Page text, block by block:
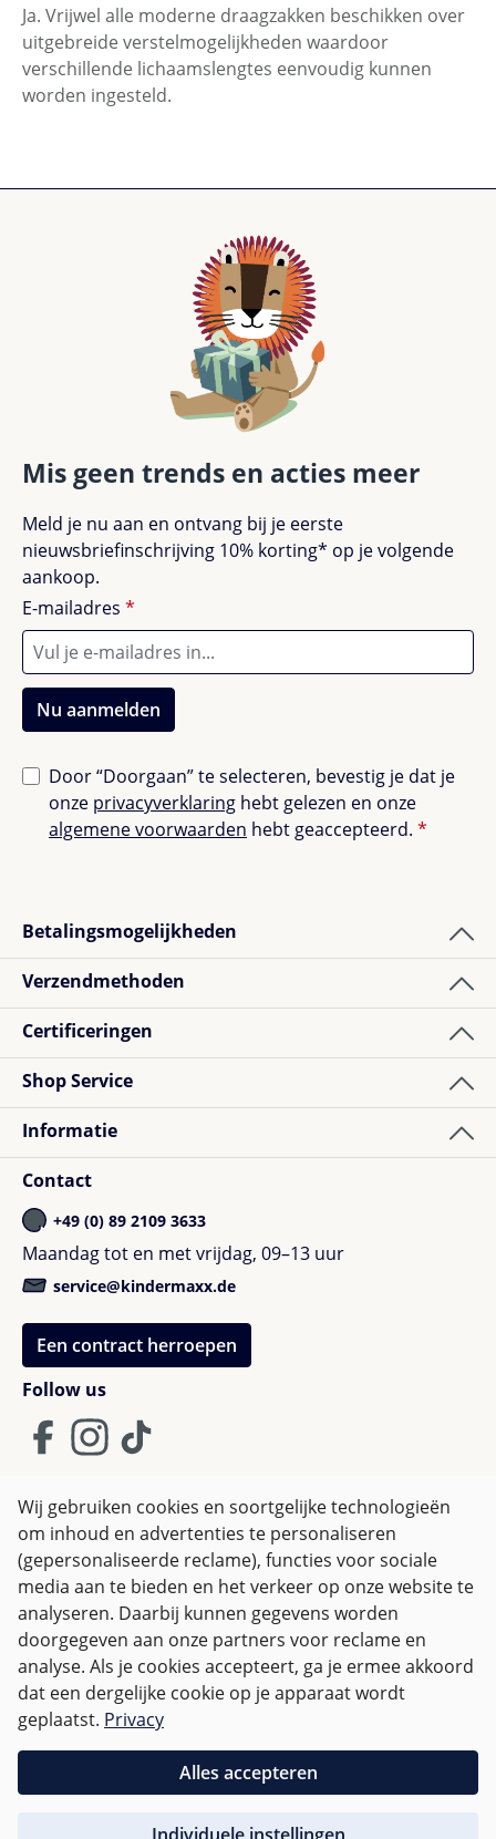
Ja. Vrijwel alle moderne draagzakken beschikken over
uitgebreide verstelmogelijkheden waardoor
verschillende lichaamslengtes eenvoudig kunnen
worden ingesteld.
Mis geen trends en acties meer
Meld je nu aan en ontvang bij je eerste
nieuwsbriefinschrijving 10% korting* op je volgende
aankoop.
E-mailadres *
Nu aanmelden
Door “Doorgaan” te selecteren, bevestig je dat je
onze privacyverklaring hebt gelezen en onze
algemene voorwaarden hebt geaccepteerd. *
Betalingsmogelijkheden
Verzendmethoden
Certificeringen
Follow us
Shop Service
Informatie
Contact
+49 (0) 89 2109 3633
Maandag tot en met vrijdag, 09–13 uur
service@kindermaxx.de
Een contract herroepen
Algemene Voorwaarden
Privacy policy & Cookies
Herroepingsrecht
Alle prijzen incl. btw plusverzendkosten en eventuele
bezorgkosten, indien niet anders vermeld.
verzendkostenvrij.
Voor andere landen wordt er op basis van
Wij gebruiken cookies en soortgelijke technologieën
om inhoud en advertenties te personaliseren
(gepersonaliseerde reclame), functies voor sociale
media aan te bieden en het verkeer op onze website te
analyseren. Daarbij kunnen gegevens worden
doorgegeven aan onze partners voor reclame en
analyse. Als je cookies accepteert, ga je ermee akkoord
dat een dergelijke cookie op je apparaat wordt
geplaatst. Privacy
Alles accepteren